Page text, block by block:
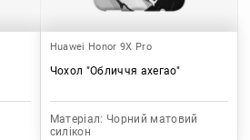
Huawei Honor 9X Pro
Чохол "Обличчя ахегао"
Матеріал: Чорний матовий
силікон